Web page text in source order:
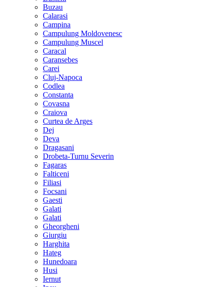
Buzau
Calarasi
Campina
Campulung Moldovenesc
Campulung Muscel
Caracal
Caransebes
Carei
Cluj-Napoca
Codlea
Constanta
Covasna
Craiova
Curtea de Arges
Dej
Deva
Dragasani
Drobeta-Turnu Severin
Fagaras
Falticeni
Filiasi
Focsani
Gaesti
Galati
Galati
Gheorgheni
Giurgiu
Harghita
Hateg
Hunedoara
Husi
Iernut